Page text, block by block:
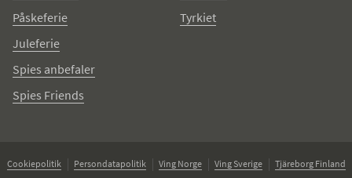
Påskeferie
Juleferie
Spies anbefaler
Spies Friends
Tyrkiet
Cookiepolitik Persondatapolitik Ving Norge Ving Sverige
Tjäreborg Finland